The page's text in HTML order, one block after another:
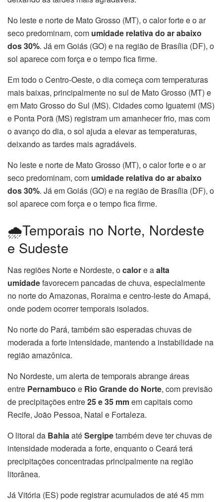
No leste e norte de Mato Grosso (MT), o calor forte e o ar
seco predominam, com umidade relativa do ar abaixo
dos 30%. Já em Goiás (GO) e na região de Brasília (DF), o
sol aparece com força e o tempo fica firme.
Em todo o Centro-Oeste, o dia começa com temperaturas
mais baixas, principalmente no sul de Mato Grosso (MT) e
em Mato Grosso do Sul (MS). Cidades como Iguatemi (MS)
e Ponta Porã (MS) registram um amanhecer frio, mas com
o avanço do dia, o sol ajuda a elevar as temperaturas,
deixando as tardes mais agradáveis.
No leste e norte de Mato Grosso (MT), o calor forte e o ar
seco predominam, com umidade relativa do ar abaixo
dos 30%. Já em Goiás (GO) e na região de Brasília (DF), o
sol aparece com força e o tempo fica firme.
🌧️Temporais no Norte, Nordeste
e Sudeste
Nas regiões Norte e Nordeste, ocalore aalta
umidadefavorecem pancadas de chuva, especialmente
no norte do Amazonas, Roraima e centro-leste do Amapá,
onde podem ocorrer temporais isolados.
No norte do Pará, também são esperadas chuvas de
moderada a forte intensidade, mantendo a instabilidade na
região amazônica.
No Nordeste, um alerta de temporais abrange áreas
entre Pernambuco e Rio Grande do Norte, com previsão
de precipitações entre25 e 35 mmem capitais como
Recife, João Pessoa, Natal e Fortaleza.
O litoral da BahiaatéSergipetambém deve ter chuvas de
intensidade moderada a forte, enquanto o Ceará terá
precipitações concentradas principalmente na região
litorânea.
Já Vitória (ES) pode registrar acumulados de até 45 mm